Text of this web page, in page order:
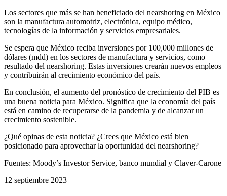
Los sectores que más se han beneficiado del nearshoring en México
son la manufactura automotriz, electrónica, equipo médico,
tecnologías de la información y servicios empresariales.
Se espera que México reciba inversiones por 100,000 millones de
dólares (mdd) en los sectores de manufactura y servicios, como
resultado del nearshoring. Estas inversiones crearán nuevos empleos
y contribuirán al crecimiento económico del país.
En conclusión, el aumento del pronóstico de crecimiento del PIB es
una buena noticia para México. Significa que la economía del país
está en camino de recuperarse de la pandemia y de alcanzar un
crecimiento sostenible.
¿Qué opinas de esta noticia? ¿Crees que México está bien
posicionado para aprovechar la oportunidad del nearshoring?
Fuentes: Moody’s Investor Service, banco mundial y Claver-Carone
12 septiembre 2023